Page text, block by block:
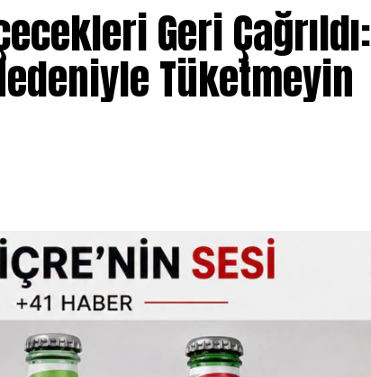
Geri Çağrıldı:
Tüketmeyin